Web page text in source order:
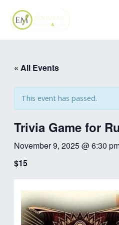
content
« All Events
This event has passed.
Trivia Game for
November 9, 2025 @ 6:30
$15